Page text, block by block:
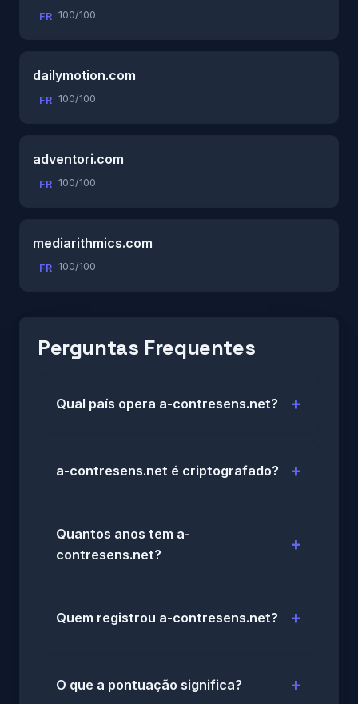
FR 100/100
dailymotion.com
FR 100/100
adventori.com
FR 100/100
mediarithmics.com
FR 100/100
Perguntas Frequentes
Qual país opera a-contresens.net?
a-contresens.net é criptografado?
Quantos anos tem a-
contresens.net?
Quem registrou a-contresens.net?
O que a pontuação significa?